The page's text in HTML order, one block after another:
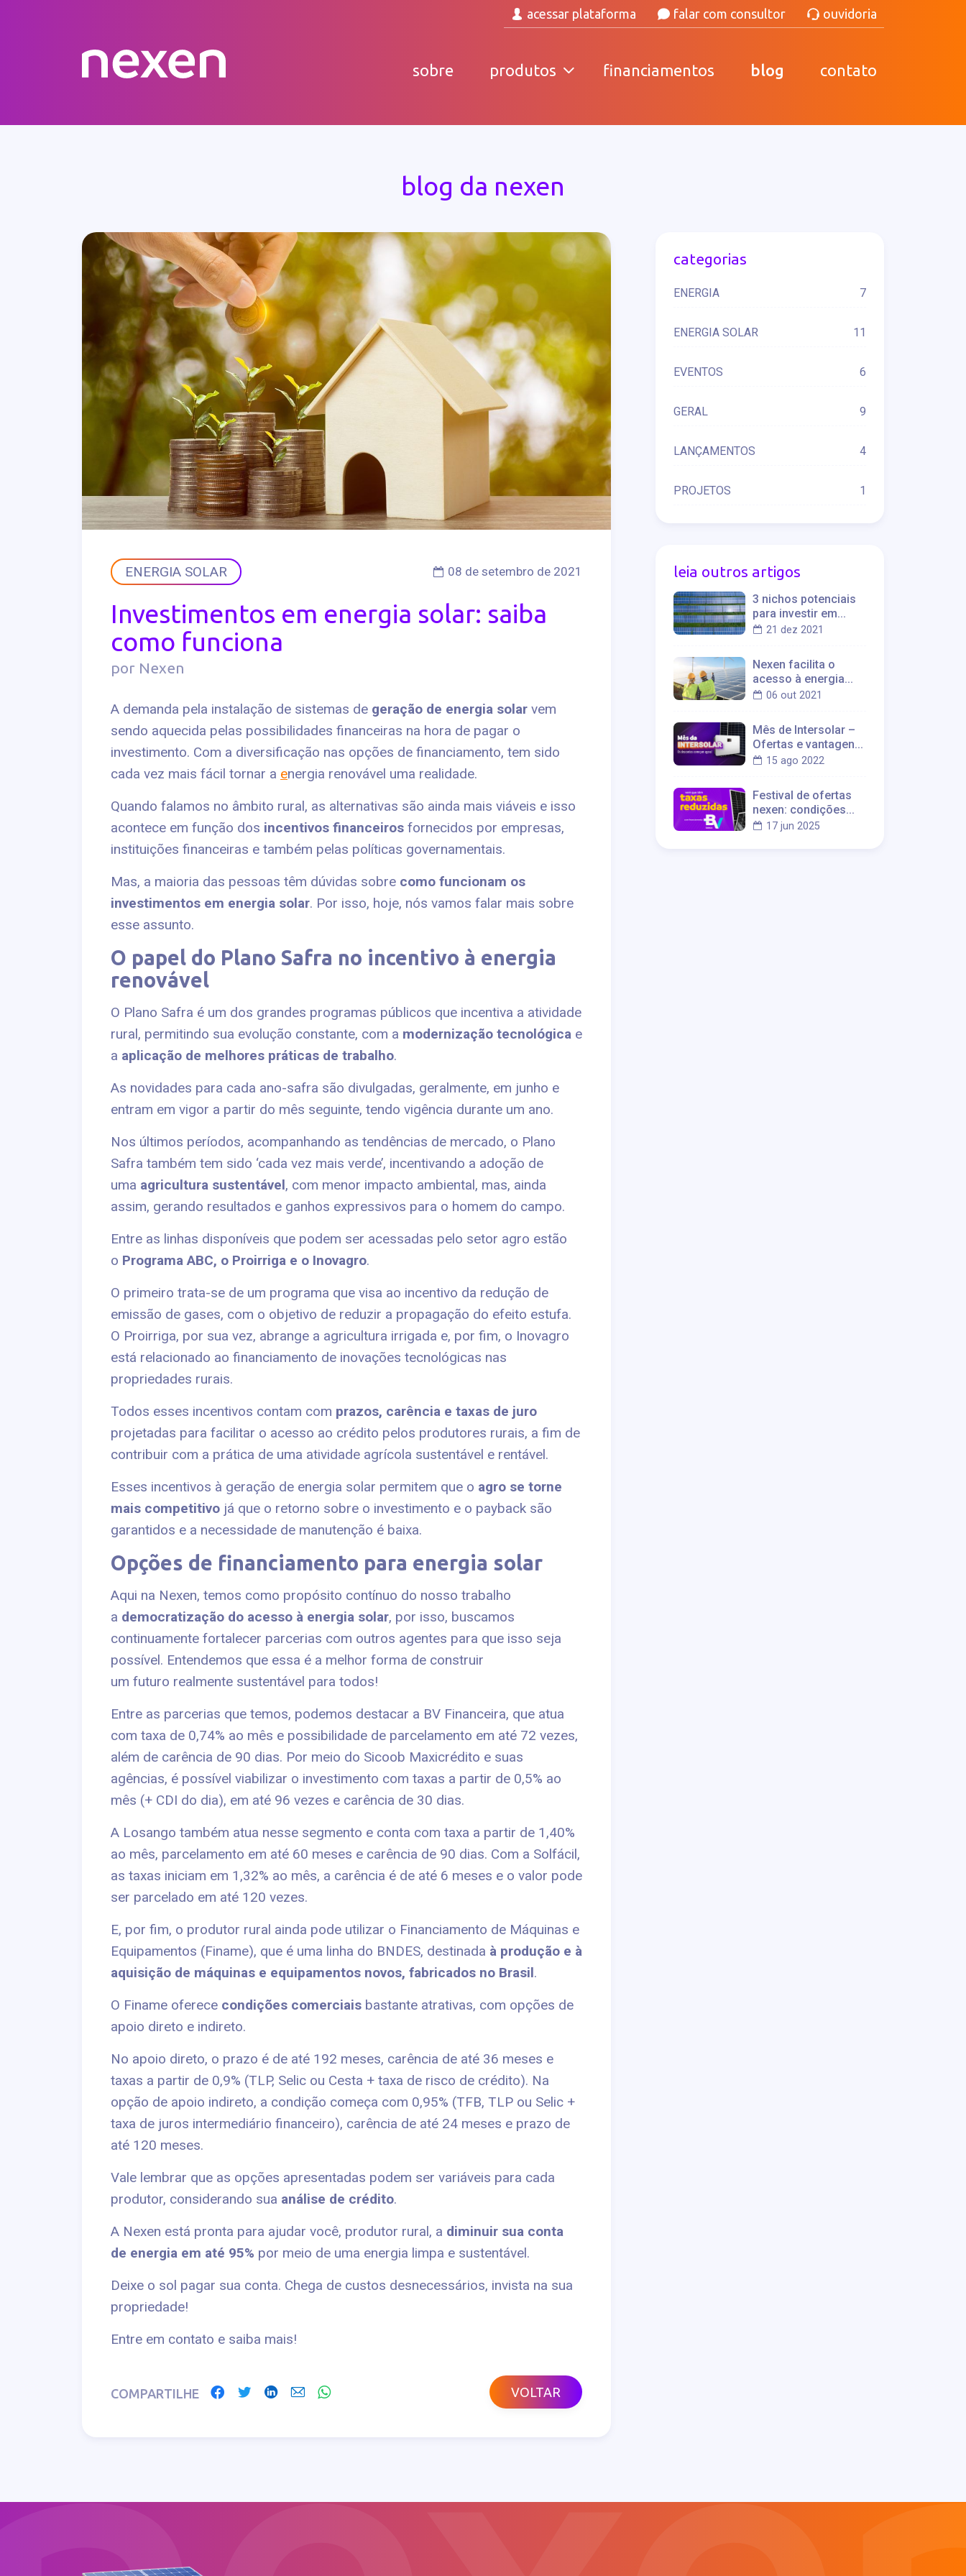
acessar plataforma falar com consultor ouvidoria
sobre produtos financiamentos blog contato
blog da nexen
categorias
ENERGIA 7
ENERGIA SOLAR 11
EVENTOS 6
GERAL 9
LANÇAMENTOS 4
PROJETOS 1
leia outros artigos
3 nichos potenciais
para investir em
sistemas de energia
21 dez 2021
Nexen facilita o
acesso à energia
limpa para aproximar
06 out 2021
Mês de Intersolar –
Ofertas e vantagens
incríveis para
15 ago 2022
Festival de ofertas
nexen: condições
especiais BV
17 jun 2025
ENERGIA SOLAR 08 de setembro de 2021
Investimentos em energia solar: saiba
como funciona
por Nexen
A demanda pela instalação de sistemas de geração de energia solar vem
sendo aquecida pelas possibilidades financeiras na hora de pagar o
investimento. Com a diversificação nas opções de financiamento, tem sido
cada vez mais fácil tornar a energia renovável uma realidade.
Quando falamos no âmbito rural, as alternativas são ainda mais viáveis e isso
acontece em função dos incentivos financeiros fornecidos por empresas,
instituições financeiras e também pelas políticas governamentais.
Mas, a maioria das pessoas têm dúvidas sobre como funcionam os
investimentos em energia solar. Por isso, hoje, nós vamos falar mais sobre
esse assunto.
O papel do Plano Safra no incentivo à energia
renovável
O Plano Safra é um dos grandes programas públicos que incentiva a atividade
rural, permitindo sua evolução constante, com a modernização tecnológica e
a aplicação de melhores práticas de trabalho.
As novidades para cada ano-safra são divulgadas, geralmente, em junho e
entram em vigor a partir do mês seguinte, tendo vigência durante um ano.
Nos últimos períodos, acompanhando as tendências de mercado, o Plano
Safra também tem sido ‘cada vez mais verde’, incentivando a adoção de
uma agricultura sustentável, com menor impacto ambiental, mas, ainda
assim, gerando resultados e ganhos expressivos para o homem do campo.
Entre as linhas disponíveis que podem ser acessadas pelo setor agro estão
o Programa ABC, o Proirriga e o Inovagro.
O primeiro trata-se de um programa que visa ao incentivo da redução de
emissão de gases, com o objetivo de reduzir a propagação do efeito estufa.
O Proirriga, por sua vez, abrange a agricultura irrigada e, por fim, o Inovagro
está relacionado ao financiamento de inovações tecnológicas nas
propriedades rurais.
Todos esses incentivos contam com prazos, carência e taxas de juro
projetadas para facilitar o acesso ao crédito pelos produtores rurais, a fim de
contribuir com a prática de uma atividade agrícola sustentável e rentável.
Esses incentivos à geração de energia solar permitem que o agro se torne
mais competitivo já que o retorno sobre o investimento e o payback são
garantidos e a necessidade de manutenção é baixa.
Opções de financiamento para energia solar
Aqui na Nexen, temos como propósito contínuo do nosso trabalho
a democratização do acesso à energia solar, por isso, buscamos
continuamente fortalecer parcerias com outros agentes para que isso seja
possível. Entendemos que essa é a melhor forma de construir
um futuro realmente sustentável para todos!
Entre as parcerias que temos, podemos destacar a BV Financeira, que atua
com taxa de 0,74% ao mês e possibilidade de parcelamento em até 72 vezes,
além de carência de 90 dias. Por meio do Sicoob Maxicrédito e suas
agências, é possível viabilizar o investimento com taxas a partir de 0,5% ao
mês (+ CDI do dia), em até 96 vezes e carência de 30 dias.
A Losango também atua nesse segmento e conta com taxa a partir de 1,40%
ao mês, parcelamento em até 60 meses e carência de 90 dias. Com a Solfácil,
as taxas iniciam em 1,32% ao mês, a carência é de até 6 meses e o valor pode
ser parcelado em até 120 vezes.
E, por fim, o produtor rural ainda pode utilizar o Financiamento de Máquinas e
Equipamentos (Finame), que é uma linha do BNDES, destinada à produção e à
aquisição de máquinas e equipamentos novos, fabricados no Brasil.
O Finame oferece condições comerciais bastante atrativas, com opções de
apoio direto e indireto.
No apoio direto, o prazo é de até 192 meses, carência de até 36 meses e
taxas a partir de 0,9% (TLP, Selic ou Cesta + taxa de risco de crédito). Na
opção de apoio indireto, a condição começa com 0,95% (TFB, TLP ou Selic +
taxa de juros intermediário financeiro), carência de até 24 meses e prazo de
até 120 meses.
Vale lembrar que as opções apresentadas podem ser variáveis para cada
produtor, considerando sua análise de crédito.
A Nexen está pronta para ajudar você, produtor rural, a diminuir sua conta
de energia em até 95% por meio de uma energia limpa e sustentável.
Deixe o sol pagar sua conta. Chega de custos desnecessários, invista na sua
propriedade!
Entre em contato e saiba mais!
COMPARTILHE VOLTAR